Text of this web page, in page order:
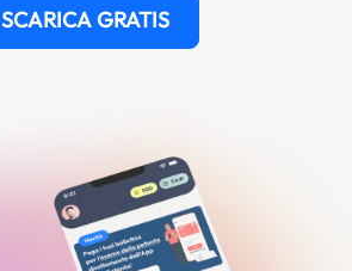
SCARICA GRATIS